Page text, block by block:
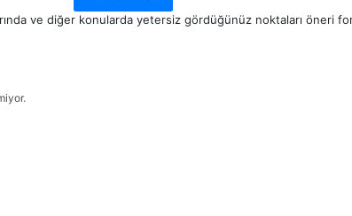
ve diğer konularda yetersiz gördüğünüz noktaları öneri